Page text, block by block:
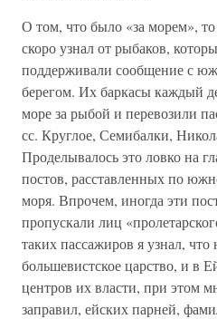
О том, что было «за морем», то
скоро узнал от рыбаков,
поддерживали сообщение с
берегом. Их баркасы каждый
море за рыбой и перевозили
сс. Круглое, Семибалки,
Проделывалось это ловко на
постов, расставленных по
моря. Впрочем, иногда эти
пропускали лиц
таких пассажиров я узнал, что
большевистское царство, и в
центров их власти, при этом
заправил, ейских парней,